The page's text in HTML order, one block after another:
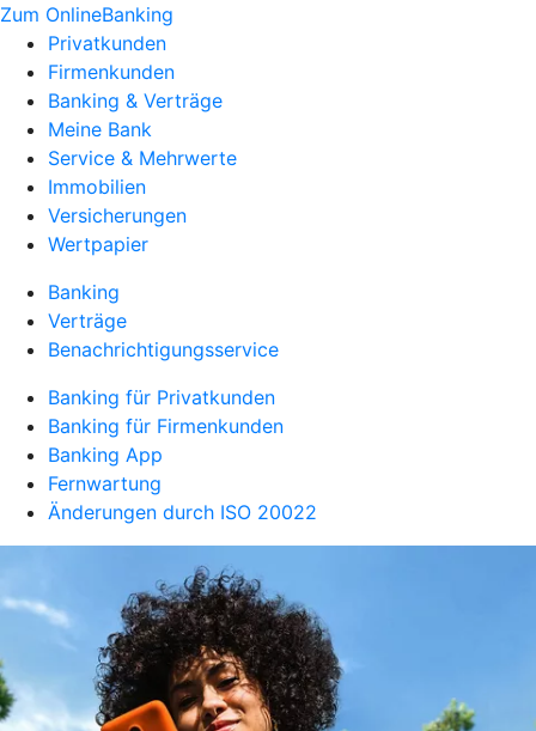
Zum OnlineBanking
Privatkunden
Firmenkunden
Banking & Verträge
Meine Bank
Service & Mehrwerte
Immobilien
Versicherungen
Wertpapier
Banking
Verträge
Benachrichtigungsservice
Banking für Privatkunden
Banking für Firmenkunden
Banking App
Fernwartung
Änderungen durch ISO 20022